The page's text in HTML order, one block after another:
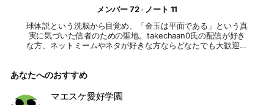
メンバー 72
ノート 11
球体説という洗脳から目覚め、「金玉は平面である」という真
実に気づいた信者のための聖地。takechaan0氏の配信が好き
な方、ネットミームやネタが好きな方ならどなたでも大歓迎で
ャ消します。 合言葉は『フラットピース』
あなたへのおすすめ
マエスケ愛好学園